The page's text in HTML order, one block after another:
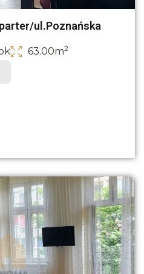
ul.Poznańska
63.00m2